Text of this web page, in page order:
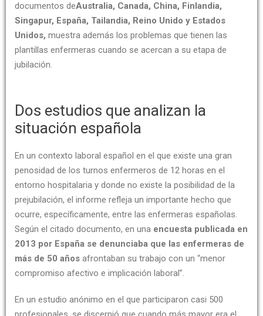
documentos deAustralia, Canada, China, Finlandia,
Singapur, España, Tailandia, Reino Unido y Estados
Unidos, muestra además los problemas que tienen las
plantillas enfermeras cuando se acercan a su etapa de
jubilación.
Dos estudios que analizan la
situación española
En un contexto laboral español en el que existe una gran
penosidad de los turnos enfermeros de 12 horas en el
entorno hospitalaria y donde no existe la posibilidad de la
prejubilación, el informe refleja un importante hecho que
ocurre, específicamente, entre las enfermeras españolas.
Según el citado documento, en una encuesta publicada en
2013 por España se denunciaba que las enfermeras de
más de 50 años afrontaban su trabajo con un “menor
compromiso afectivo e implicación laboral”.
En un estudio anónimo en el que participaron casi 500